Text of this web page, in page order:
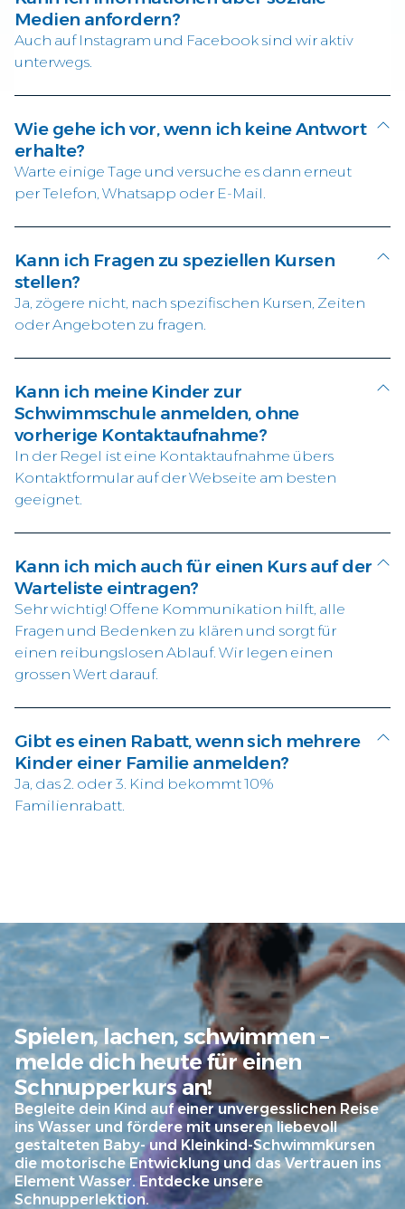
Medien anfordern?
Auch auf Instagram und Facebook sind wir aktiv
unterwegs.
Wie gehe ich vor, wenn ich keine Antwort
erhalte?
Warte einige Tage und versuche es dann erneut
per Telefon, Whatsapp oder E-Mail.
Kann ich Fragen zu speziellen Kursen
stellen?
Ja, zögere nicht, nach spezifischen Kursen, Zeiten
oder Angeboten zu fragen.
Kann ich meine Kinder zur
Schwimmschule anmelden, ohne
vorherige Kontaktaufnahme?
In der Regel ist eine Kontaktaufnahme übers
Kontaktformular auf der Webseite am besten
geeignet.
Kann ich mich auch für einen Kurs auf der
Warteliste eintragen?
Sehr wichtig! Offene Kommunikation hilft, alle
Fragen und Bedenken zu klären und sorgt für
einen reibungslosen Ablauf. Wir legen einen
grossen Wert darauf.
Gibt es einen Rabatt, wenn sich mehrere
Kinder einer Familie anmelden?
Ja, das 2. oder 3. Kind bekommt 10%
Familienrabatt.
Spielen, lachen, schwimmen –
melde dich heute für einen
Schnupperkurs an!
Begleite dein Kind auf einer unvergesslichen Reise
ins Wasser und fördere mit unseren liebevoll
gestalteten Baby- und Kleinkind-Schwimmkursen
die motorische Entwicklung und das Vertrauen ins
Element Wasser. Entdecke unsere
Schnupperlektion.